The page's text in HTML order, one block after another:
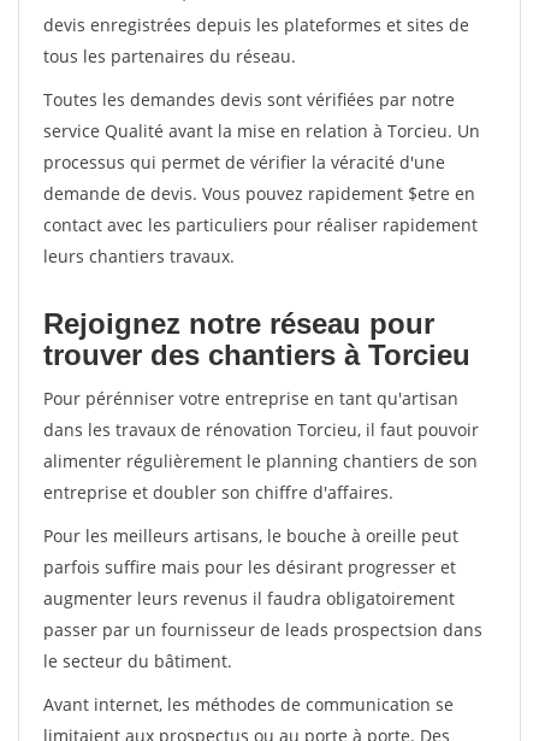
devis enregistrées depuis les plateformes et sites de
tous les partenaires du réseau.
Toutes les demandes devis sont vérifiées par notre
service Qualité avant la mise en relation à Torcieu. Un
processus qui permet de vérifier la véracité d'une
demande de devis. Vous pouvez rapidement $etre en
contact avec les particuliers pour réaliser rapidement
leurs chantiers travaux.
Rejoignez notre réseau pour
trouver des chantiers à Torcieu
Pour pérénniser votre entreprise en tant qu'artisan
dans les travaux de rénovation Torcieu, il faut pouvoir
alimenter régulièrement le planning chantiers de son
entreprise et doubler son chiffre d'affaires.
Pour les meilleurs artisans, le bouche à oreille peut
parfois suffire mais pour les désirant progresser et
augmenter leurs revenus il faudra obligatoirement
passer par un fournisseur de leads prospectsion dans
le secteur du bâtiment.
Avant internet, les méthodes de communication se
limitaient aux prospectus ou au porte à porte. Des